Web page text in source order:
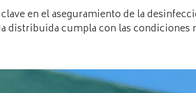
en el aseguramiento de la
distribuida cumpla con las